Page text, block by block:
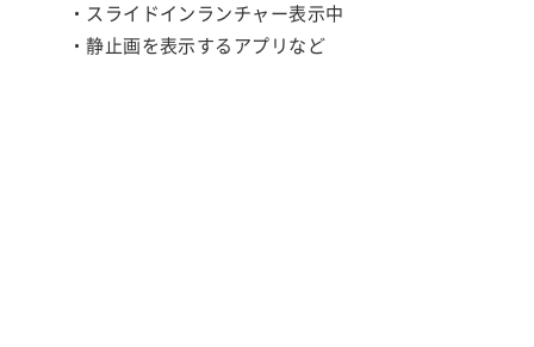
・スライドインランチャー表示中
・静止画を表示するアプリなど